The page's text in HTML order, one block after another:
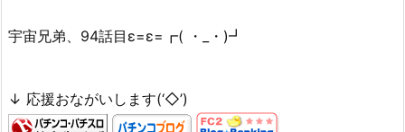
宇宙兄弟、94話目ε=ε=┏( ・_・)┛
↓ 応援おながいします(‘◇’)ゞ